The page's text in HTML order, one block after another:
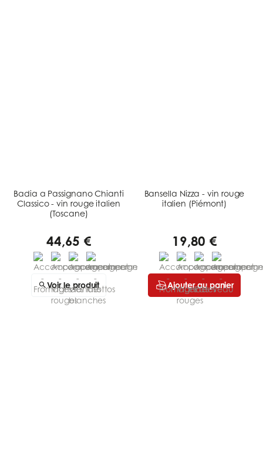
Badia a Passignano Chianti
Classico - vin rouge italien
(Toscane)
44,65 €
Voir le produit
Bansella Nizza - vin rouge
italien (Piémont)
19,80 €
Ajouter au panier